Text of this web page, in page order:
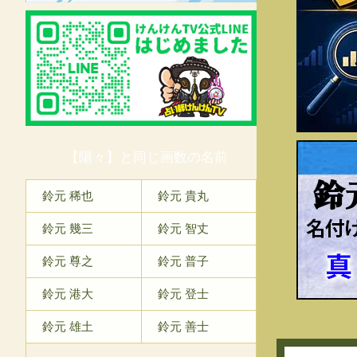
【陽々】と同じ画数の名前
鈴元 稀也 鈴元 貴丸
鈴元 幾三 鈴元 智丈
鈴元 尊之 鈴元 普子
鈴元 港大 鈴元 登士
鈴元 雄土 鈴元 善士
鈴